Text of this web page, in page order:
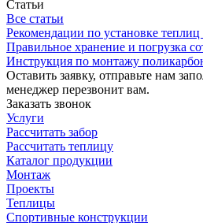
Статьи
Все статьи
Рекомендации по установке теплиц
Правильное хранение и погрузка
Инструкция по монтажу
Оставить заявку, отправьте нам
менеджер перезвонит вам.
Заказать звонок
Услуги
Рассчитать забор
Рассчитать теплицу
Каталог продукции
Монтаж
Проекты
Теплицы
Спортивные конструкции